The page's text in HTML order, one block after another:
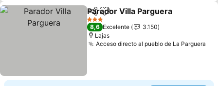
CompartirAgregar a favoritos
Parador Villa Parguera
3 Estrellas
8,6 Excelente
3.150
Lajas
Acceso directo al pueblo de La Parguera